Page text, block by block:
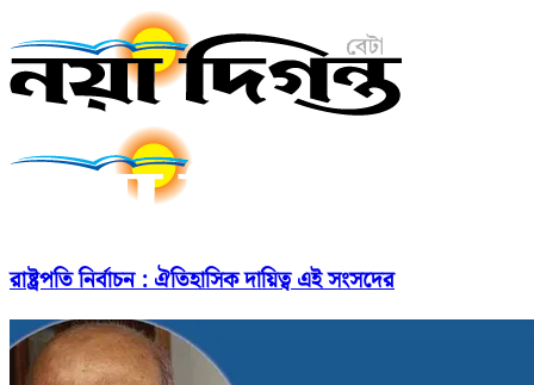
রাষ্ট্রপতি নির্বাচন : ঐতিহাসিক দায়িত্ব এই সংসদের